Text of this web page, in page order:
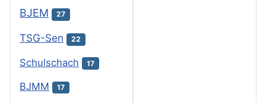
BJEM 27
TSG-Sen 22
Schulschach 17
BJMM 17